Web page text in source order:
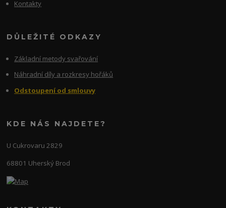
Kontakty
DŮLEŽITÉ ODKAZY
Základní metody svařování
Náhradní díly a rozkresy hořáků
Odstoupení od smlouvy
KDE NÁS NAJDETE?
U Cukrovaru 2829
68801 Uherský Brod